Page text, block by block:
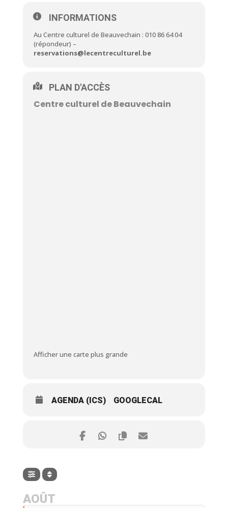
INFORMATIONS
Au Centre culturel de Beauvechain : 010 86 64 04
(répondeur) –
reservations@lecentreculturel.be
PLAN D'ACCÈS
Centre culturel de Beauvechain
Afficher une carte plus grande
AGENDA (ICS) GOOGLECAL
AOÛT